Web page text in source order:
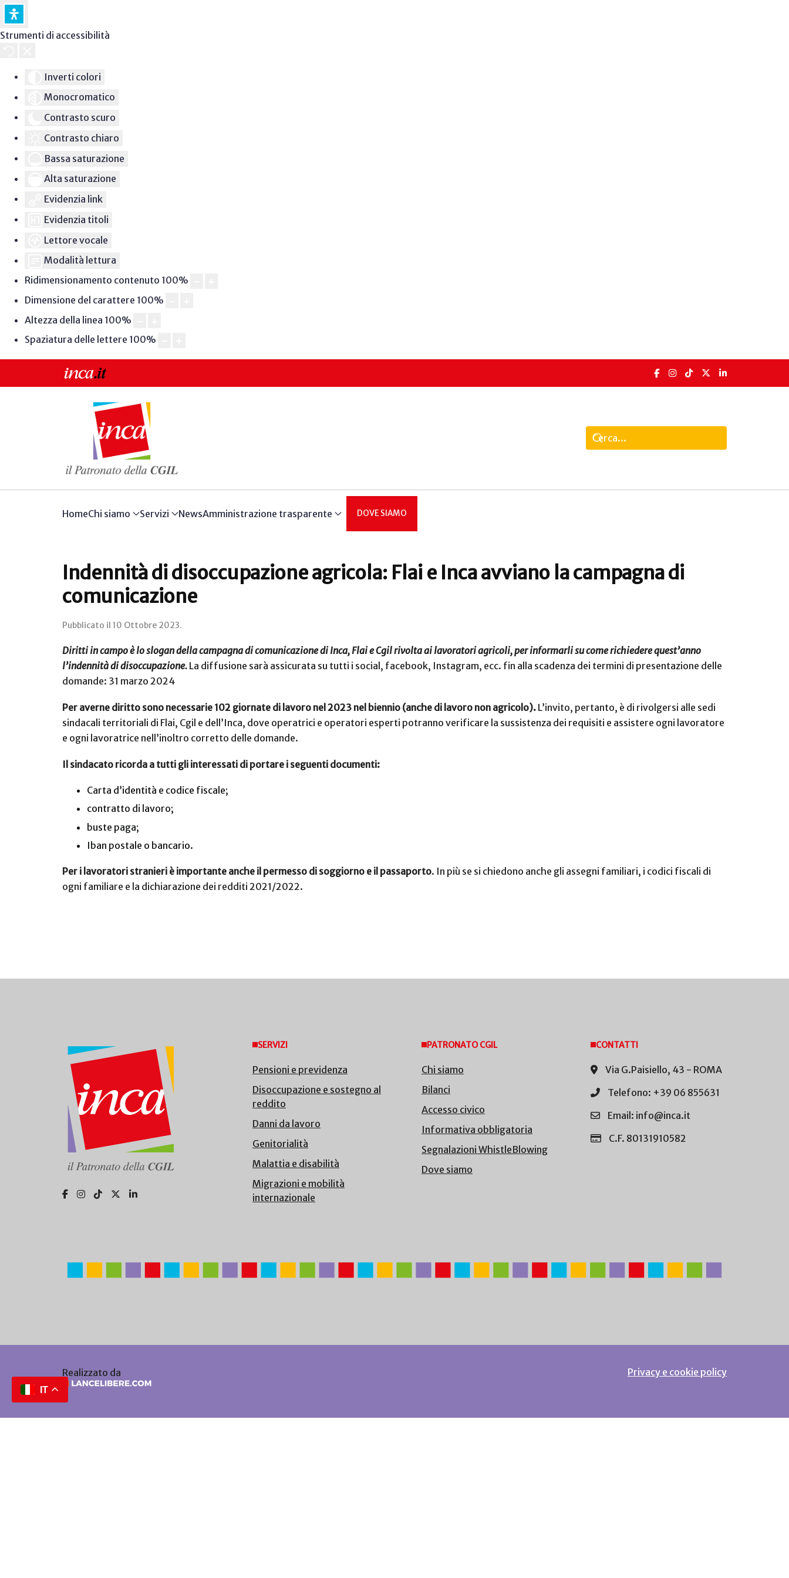
Strumenti di accessibilità
Inverti colori
Monocromatico
Contrasto scuro
Contrasto chiaro
Bassa saturazione
Alta saturazione
Evidenzia link
Evidenzia titoli
Lettore vocale
Modalità lettura
Ridimensionamento contenuto 100%
Dimensione del carattere 100%
Altezza della linea 100%
Spaziatura delle lettere 100%
HomeChi siamo Servizi NewsAmministrazione trasparente DOVE SIAMO
Indennità di disoccupazione agricola: Flai e Inca avviano la campagna di
comunicazione
Pubblicato il 10 Ottobre 2023.
Diritti in campo è lo slogan della campagna di comunicazione di Inca, Flai e Cgil rivolta ai lavoratori agricoli, per informarli su come richiedere quest’anno
l’indennità di disoccupazione. La diffusione sarà assicurata su tutti i social, facebook, Instagram, ecc. fin alla scadenza dei termini di presentazione delle
domande: 31 marzo 2024
Per averne diritto sono necessarie 102 giornate di lavoro nel 2023 nel biennio (anche di lavoro non agricolo). L’invito, pertanto, è di rivolgersi alle sedi
sindacali territoriali di Flai, Cgil e dell’Inca, dove operatrici e operatori esperti potranno verificare la sussistenza dei requisiti e assistere ogni lavoratore
e ogni lavoratrice nell’inoltro corretto delle domande.
Il sindacato ricorda a tutti gli interessati di portare i seguenti documenti:
Carta d’identità e codice fiscale;
contratto di lavoro;
buste paga;
Iban postale o bancario.
Per i lavoratori stranieri è importante anche il permesso di soggiorno e il passaporto. In più se si chiedono anche gli assegni familiari, i codici fiscali di
ogni familiare e la dichiarazione dei redditi 2021/2022.
SERVIZI
Pensioni e previdenza
Disoccupazione e sostegno al
reddito
Danni da lavoro
Genitorialità
Malattia e disabilità
Migrazioni e mobilità
internazionale
PATRONATO CGIL
Chi siamo
Bilanci
Accesso civico
Informativa obbligatoria
Segnalazioni WhistleBlowing
Dove siamo
CONTATTI
Via G.Paisiello, 43 - ROMA
Telefono: +39 06 855631
Email: info@inca.it
C.F. 80131910582
Realizzato da Privacy e cookie policy
IT